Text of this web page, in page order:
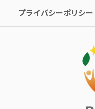
プライバシーポリシー